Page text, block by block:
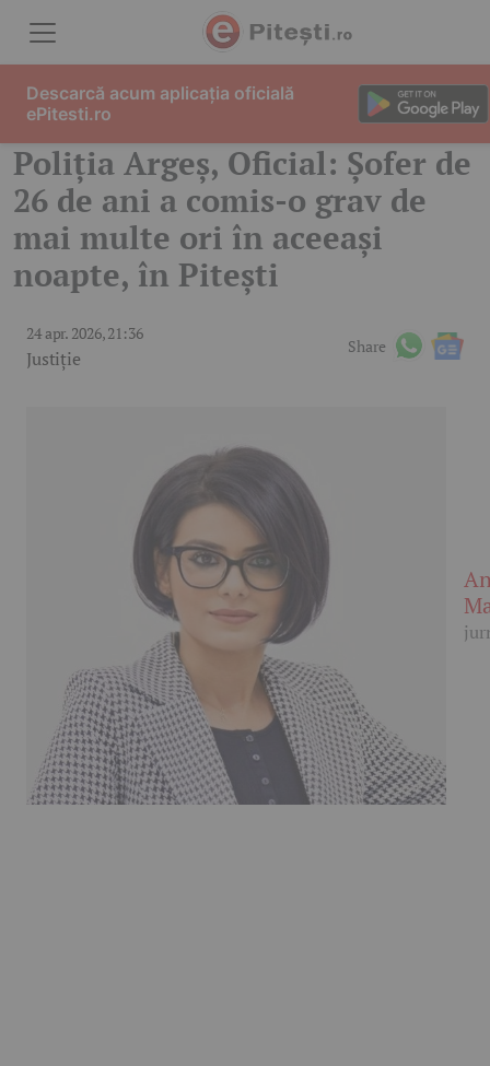
Poliția Argeș, Oficial: Șofer de
26 de ani a comis-o grav de
mai multe ori în aceeași
noapte, în Pitești
24 apr. 2026, 21:36
Justiție
Share
Descarcă acum aplicația oficială
ePitesti.ro